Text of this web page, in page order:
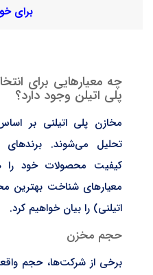
برای
چه معیارهایی برای
پلی اتیلن وجود دارد؟
مخازن پلی اتیلنی بر
تحلیل می‌شوند.
کیفیت محصولات خود را
معیارهای شناخت بهترین
اتیلنی) را بیان خواهیم کرد.
حجم مخزن
برخی از شرکت‌ها، حجم